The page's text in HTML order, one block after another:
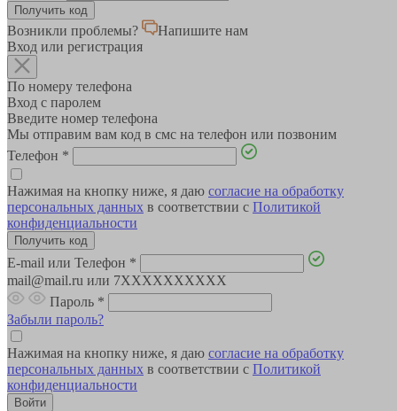
Возникли проблемы?
Напишите нам
Вход или регистрация
По номеру телефона
Вход с паролем
Введите номер телефона
Мы отправим вам код в смс на телефон или позвоним
Телефон *
Нажимая на кнопку ниже, я даю согласие на обработку
персональных данных в соответствии с Политикой
конфиденциальности
E-mail или Телефон *
mail@mail.ru или 7XXXXXXXXXX
Пароль *
Забыли пароль?
Нажимая на кнопку ниже, я даю согласие на обработку
персональных данных в соответствии с Политикой
конфиденциальности